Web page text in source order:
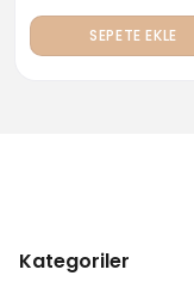
SEPETE EKLE
Kategoriler